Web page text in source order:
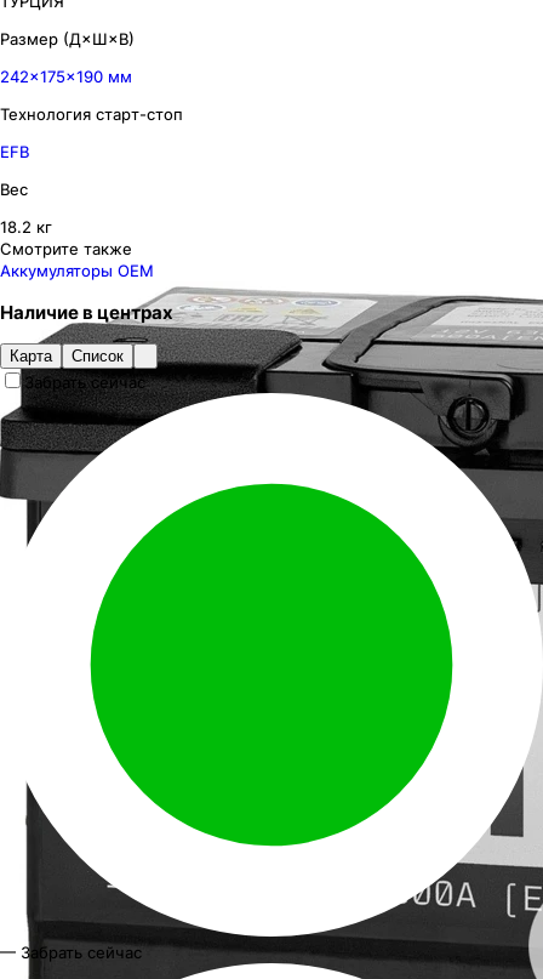
Размер (Д×Ш×В)
242×175×190 мм
Технология старт-стоп
EFB
Вес
18.2 кг
Смотрите также
Аккумуляторы OEM
Наличиев центрах
Карта Список
Забрать сейчас
— Забрать сейчас